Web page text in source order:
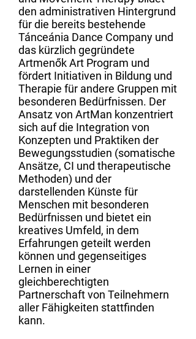
den administrativen Hintergrund
für die bereits bestehende
Tánceánia Dance Company und
das kürzlich gegründete
Artmenők Art Program und
fördert Initiativen in Bildung und
Therapie für andere Gruppen mit
besonderen Bedürfnissen. Der
Ansatz von ArtMan konzentriert
sich auf die Integration von
Konzepten und Praktiken der
Bewegungsstudien (somatische
Ansätze, CI und therapeutische
Methoden) und der
darstellenden Künste für
Menschen mit besonderen
Bedürfnissen und bietet ein
kreatives Umfeld, in dem
Erfahrungen geteilt werden
können und gegenseitiges
Lernen in einer
gleichberechtigten
Partnerschaft von Teilnehmern
aller Fähigkeiten stattfinden
kann.